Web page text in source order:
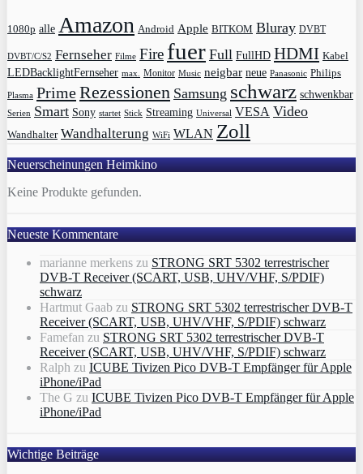
1080p alle Amazon Android Apple BITKOM Bluray DVBT
DVBT/C/S2 Fernseher Filme Fire fuer Full FullHD HDMI Kabel
LEDBacklightFernseher max. Monitor Music neigbar neue Panasonic Philips
Plasma PrimeRezessionen Samsung schwarz schwenkbar
Serien Smart Sony startet Stick Streaming Universal VESA Video
Wandhalter Wandhalterung WiFi WLAN Zoll
Neuerscheinungen Heimkino
Keine Produkte gefunden.
Neueste Kommentare
marianne merkens zu STRONG SRT 5302 terrestrischer
DVB-T Receiver (SCART, USB, UHV/VHF, S/PDIF)
schwarz
Hartmut Gaab zu STRONG SRT 5302 terrestrischer DVB-T
Receiver (SCART, USB, UHV/VHF, S/PDIF) schwarz
Famefan zu STRONG SRT 5302 terrestrischer DVB-T
Receiver (SCART, USB, UHV/VHF, S/PDIF) schwarz
Ralph zu ICUBE Tivizen Pico DVB-T Empfänger für Apple
iPhone/iPad
The G zu ICUBE Tivizen Pico DVB-T Empfänger für Apple
iPhone/iPad
Wichtige Beiträge